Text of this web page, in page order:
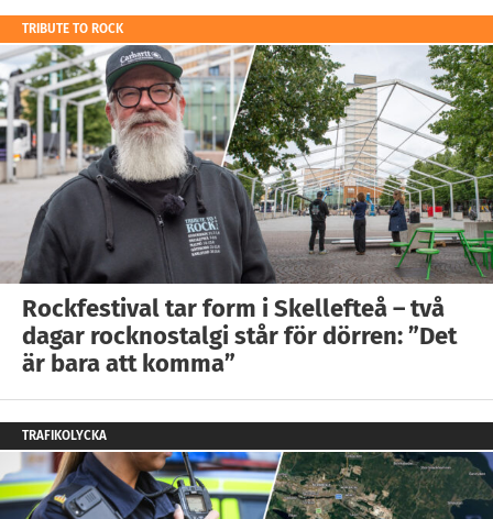
TRIBUTE TO ROCK
Rockfestival tar form i Skellefteå – två
dagar rocknostalgi står för dörren: ”Det
är bara att komma”
TRAFIKOLYCKA